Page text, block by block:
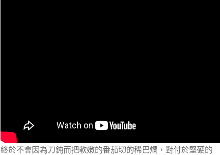
終於不會因為刀鈍而把軟嫩的番茄切的稀巴爛，對付於堅硬的